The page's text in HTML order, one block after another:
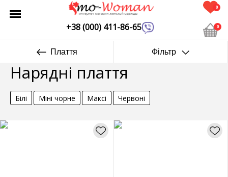
+38 (000) 411-86-65
0
0
Плаття Фільтр
Нарядні плаття
Білі Міні чорне Максі Червоні